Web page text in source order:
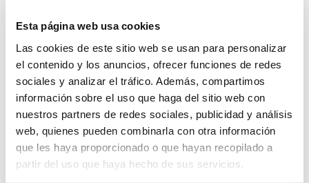
Esta página web usa cookies
Las cookies de este sitio web se usan para personalizar
el contenido y los anuncios, ofrecer funciones de redes
sociales y analizar el tráfico. Además, compartimos
información sobre el uso que haga del sitio web con
nuestros partners de redes sociales, publicidad y análisis
web, quienes pueden combinarla con otra información
que les haya proporcionado o que hayan recopilado a
partir del uso que haya hecho de sus servicios.
FARMACIA HAYA COLL ANTONIO JOSE
C. SOMBRA, 12